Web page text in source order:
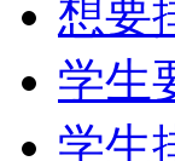
想要
学生
学生